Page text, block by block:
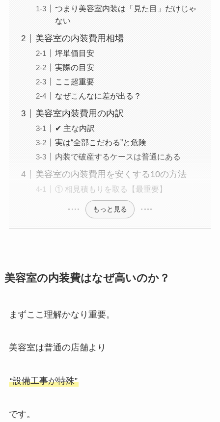
つまり美容室内装は「見た目」だけじゃ
ない
美容室の内装費用相場
坪単価目安
実際の目安
ここ超重要
なぜこんなに差が出る？
美容室内装費用の内訳
✔ 主な内訳
実は“全部こだわる”と危険
内装で破産するケースは普通にある
美容室の内装費用を安くする10の方法
① 相見積もりを取る【最重要】
もっと見る
美容室の内装費はなぜ高いのか？
まずここ理解かなり重要。
美容室は普通の店舗より
“設備工事が特殊”
です。